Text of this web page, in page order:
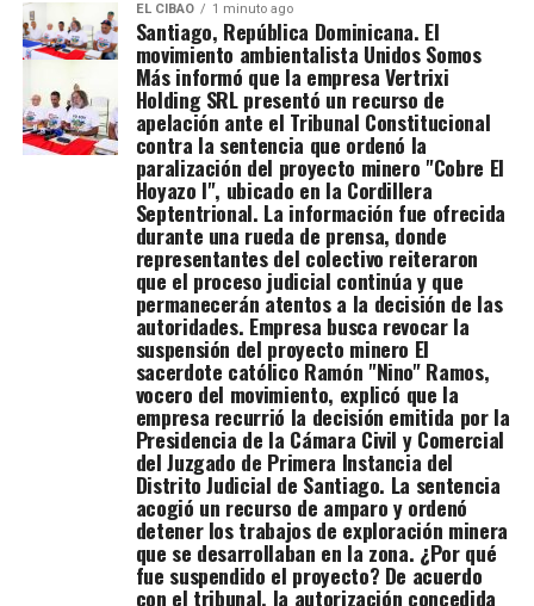
cordillera",
expresó.
Asimismo,
advirtió que si
el Tribunal
Constitucional
favorece a la
manifestaciones
otras provincias
del país. "Si el
tribunal falla a
verán de nuevo
en las calles en
días", declaró el
compromiso de
EL CIBAO 1 minuto ago
Santiago, República Dominicana. El
movimiento ambientalista Unidos Somos
Más informó que la empresa Vertrixi
Holding SRL presentó un recurso de
apelación ante el Tribunal Constitucional
contra la sentencia que ordenó la
paralización del proyecto minero "Cobre El
Hoyazo I", ubicado en la Cordillera
Septentrional. La información fue ofrecida
durante una rueda de prensa, donde
representantes del colectivo reiteraron
que el proceso judicial continúa y que
permanecerán atentos a la decisión de las
autoridades. Empresa busca revocar la
suspensión del proyecto minero El
sacerdote católico Ramón "Nino" Ramos,
vocero del movimiento, explicó que la
empresa recurrió la decisión emitida por la
Presidencia de la Cámara Civil y Comercial
del Juzgado de Primera Instancia del
Distrito Judicial de Santiago. La sentencia
acogió un recurso de amparo y ordenó
detener los trabajos de exploración minera
que se desarrollaban en la zona. ¿Por qué
fue suspendido el proyecto? De acuerdo
con el tribunal, la autorización concedida